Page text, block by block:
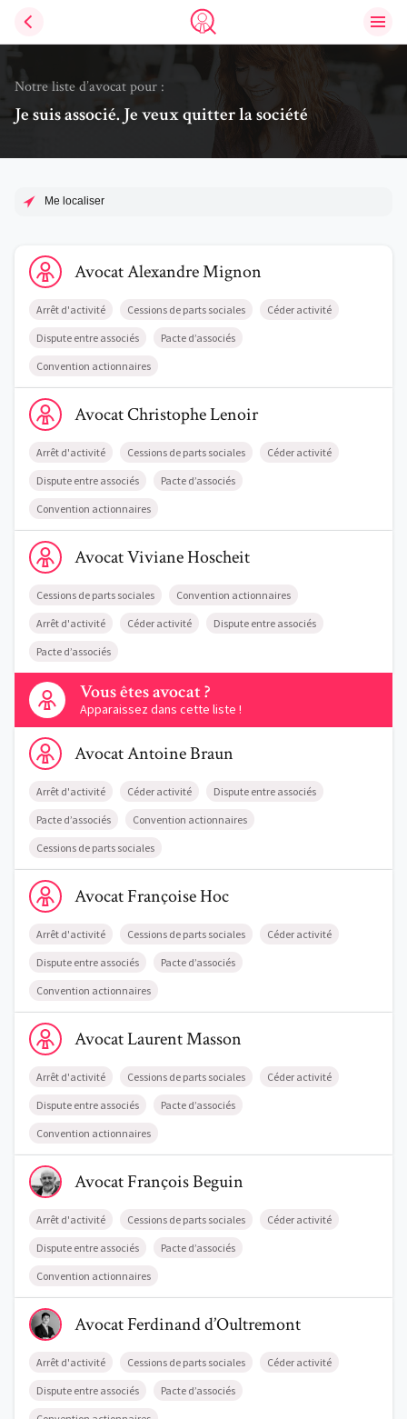
Trouve un avocat
Notre liste d’avocat pour :
Je suis associé. Je veux quitter la société
Me localiser
Voir le profil de AvocatAlexandre Mignon
AvocatAlexandreMignon
Arrêt d'activité Cessions de parts sociales Céder activité
Dispute entre associés Pacte d’associés
Convention actionnaires
Voir le profil de AvocatChristophe Lenoir
AvocatChristopheLenoir
Arrêt d'activité Cessions de parts sociales Céder activité
Dispute entre associés Pacte d’associés
Convention actionnaires
Voir le profil de AvocatViviane Hoscheit
AvocatVivianeHoscheit
Cessions de parts sociales Convention actionnaires
Arrêt d'activité Céder activité Dispute entre associés
Pacte d’associés
Vous êtes avocat ?
Apparaissez dans cette liste !
Contactez-nous
Voir le profil de AvocatAntoine Braun
AvocatAntoineBraun
Arrêt d'activité Céder activité Dispute entre associés
Pacte d’associés Convention actionnaires
Cessions de parts sociales
Voir le profil de AvocatFrançoise Hoc
AvocatFrançoiseHoc
Arrêt d'activité Cessions de parts sociales Céder activité
Dispute entre associés Pacte d’associés
Convention actionnaires
Voir le profil de AvocatLaurent Masson
AvocatLaurentMasson
Arrêt d'activité Cessions de parts sociales Céder activité
Dispute entre associés Pacte d’associés
Convention actionnaires
Voir le profil de AvocatFrançois Beguin
AvocatFrançoisBeguin
Arrêt d'activité Cessions de parts sociales Céder activité
Dispute entre associés Pacte d’associés
Convention actionnaires
Voir le profil de AvocatFerdinand d’Oultremont
AvocatFerdinandd’Oultremont
Arrêt d'activité Cessions de parts sociales Céder activité
Dispute entre associés Pacte d’associés